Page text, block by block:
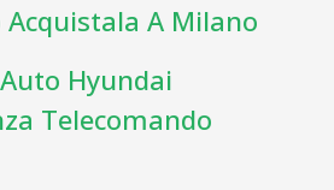
A Milano
Hyundai
Telecomando